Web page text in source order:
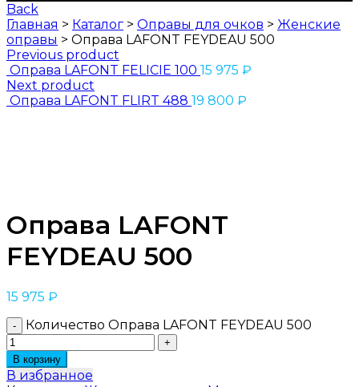
Back
Главная > Каталог > Оправы для очков > Женские
оправы > Оправа LAFONT FEYDEAU 500
Previous product
Оправа LAFONT FELICIE 100 15 975 ₽
Next product
Оправа LAFONT FLIRT 488 19 800 ₽
Оправа LAFONT
FEYDEAU 500
15 975 ₽
Количество Оправа LAFONT FEYDEAU 500
В корзину
В избранное